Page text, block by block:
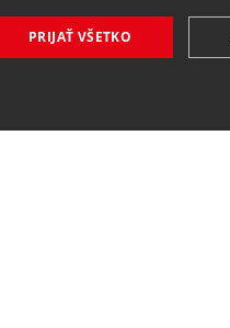
PRIJAŤ VŠETKO